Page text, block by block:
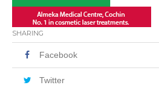
SHARING
Facebook
Twitter